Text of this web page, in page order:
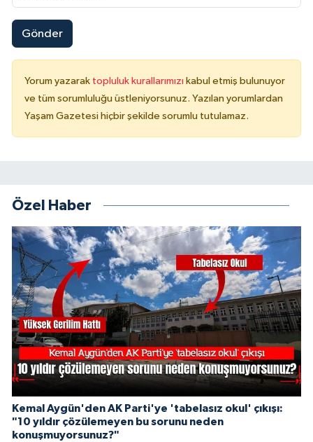
Gönder
Yorum yazarak topluluk kurallarımızı kabul etmiş bulunuyor
ve tüm sorumluluğu üstleniyorsunuz. Yazılan yorumlardan
Yaşam Gazetesi hiçbir şekilde sorumlu tutulamaz.
Özel Haber
Kemal Aygün'den AK Parti'ye 'tabelasız okul' çıkışı:
"10 yıldır çözülemeyen bu sorunu neden
konuşmuyorsunuz?"